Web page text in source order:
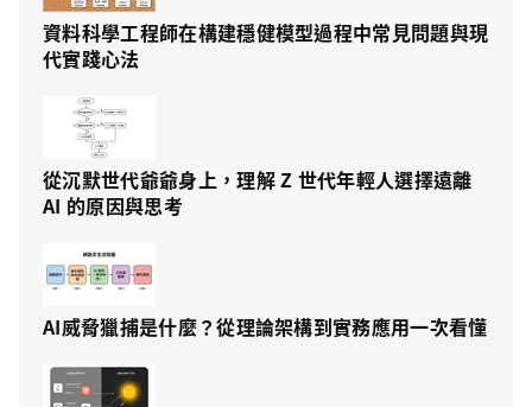
資料科學工程師在構建穩健模型過程中常見問題與現
代實踐心法
從沉默世代爺爺身上，理解 Z 世代年輕人選擇遠離
AI 的原因與思考
AI威脅獵捕是什麼？從理論架構到實務應用一次看懂